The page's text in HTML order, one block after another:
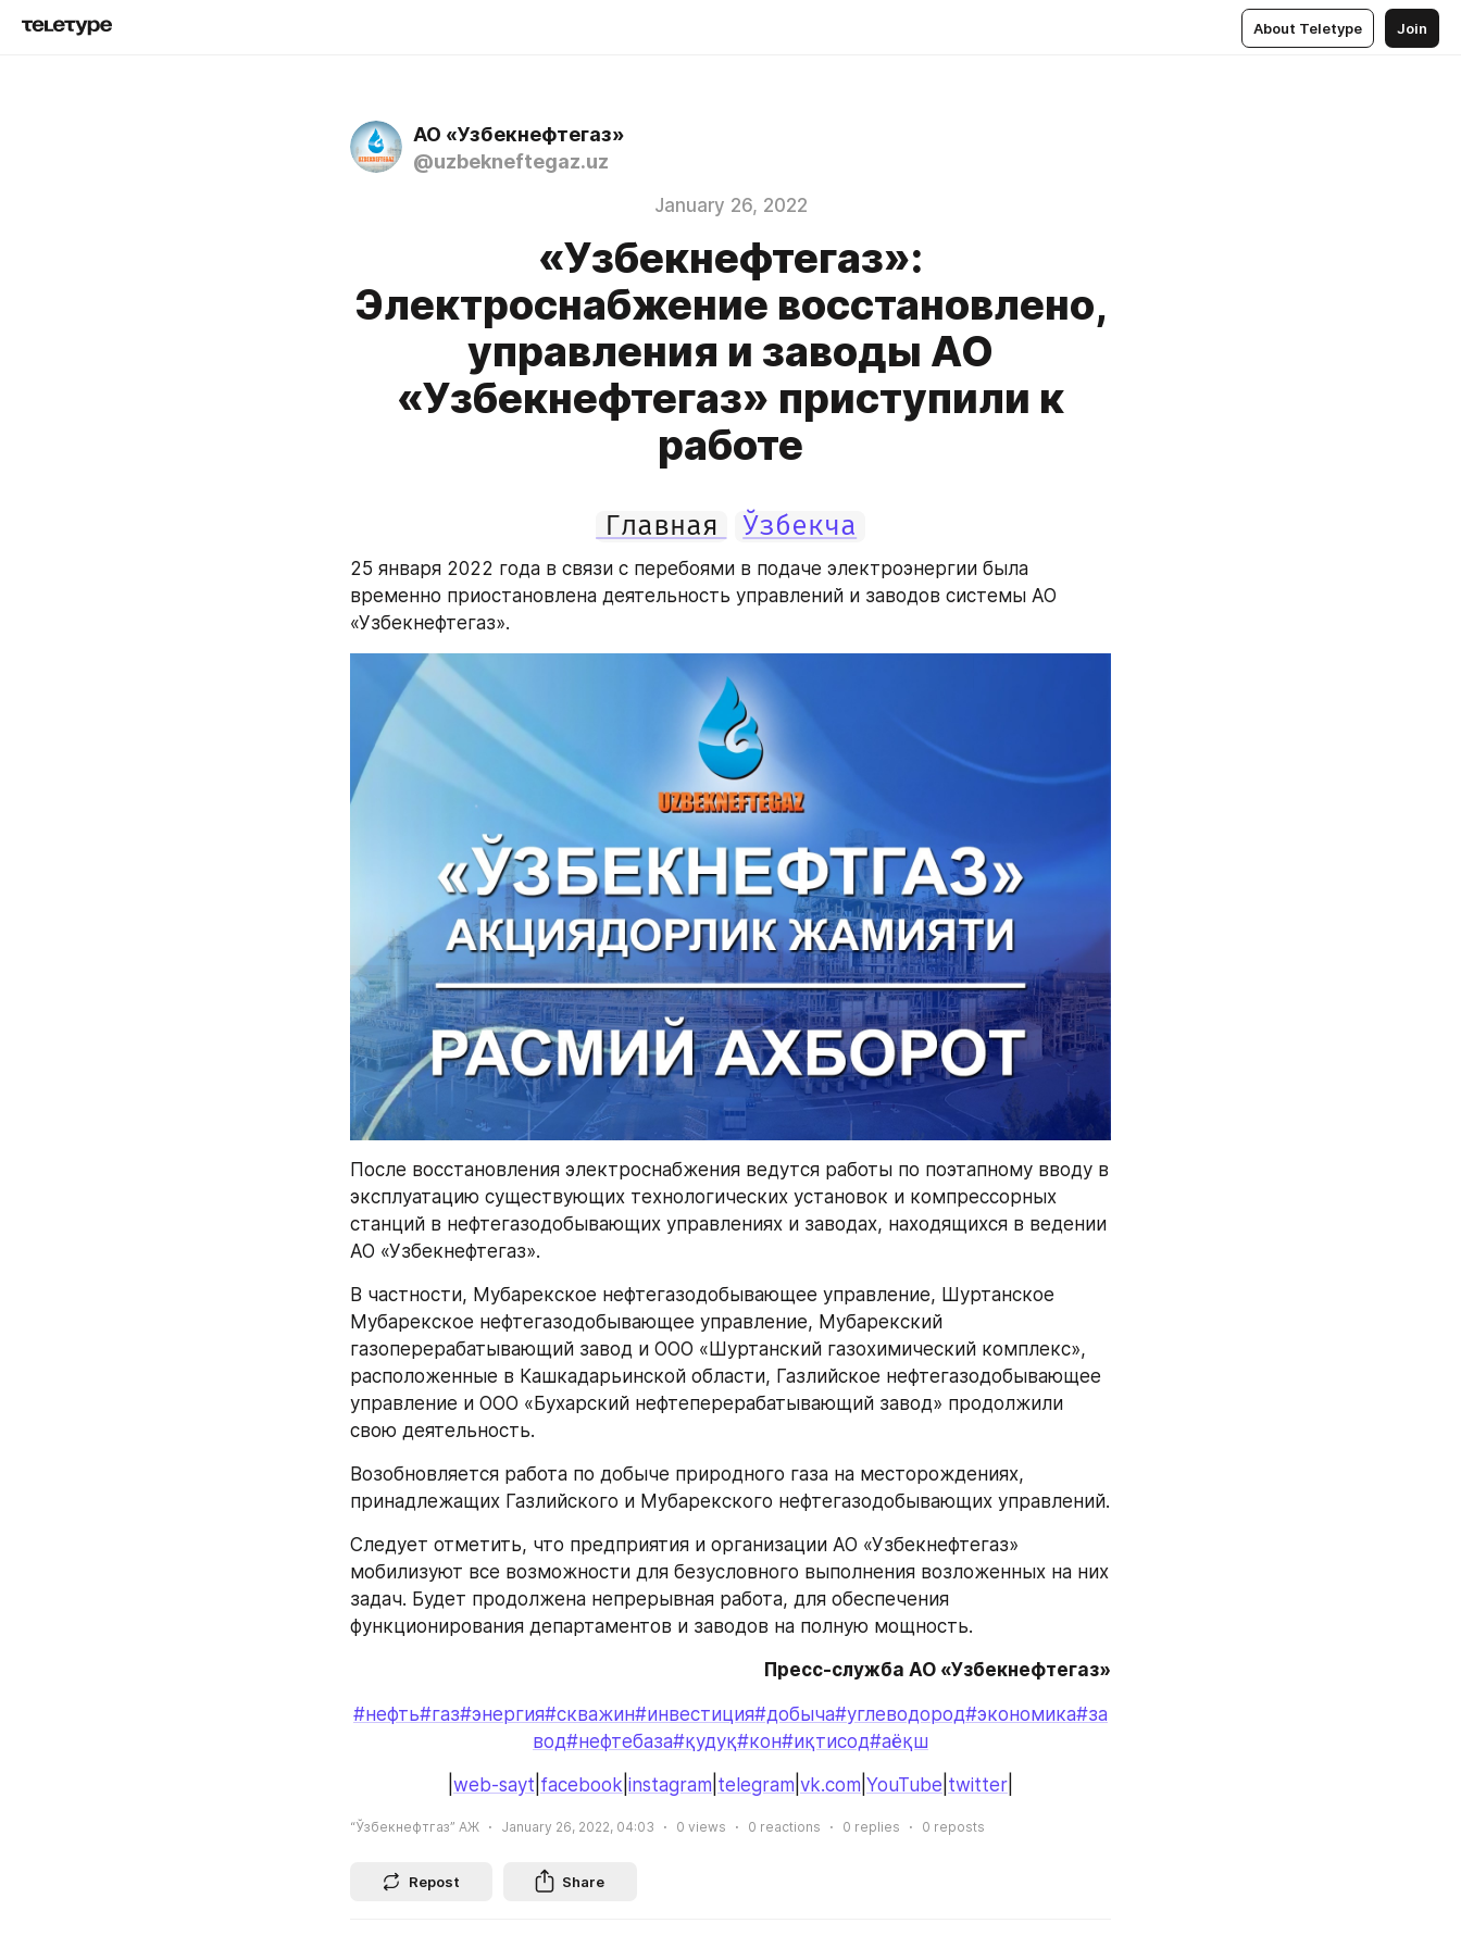
About Teletype Join
АО «Узбекнефтегаз»
@uzbekneftegaz.uz
January 26, 2022
«Узбекнефтегаз»:
Электроснабжение восстановлено,
управления и заводы АО
«Узбекнефтегаз» приступили к
работе
Главная Ўзбекча
25 января 2022 года в связи с перебоями в подаче электроэнергии была
временно приостановлена деятельность управлений и заводов системы АО
«Узбекнефтегаз».
После восстановления электроснабжения ведутся работы по поэтапному вводу в
эксплуатацию существующих технологических установок и компрессорных
станций в нефтегазодобывающих управлениях и заводах, находящихся в ведении
АО «Узбекнефтегаз».
В частности, Мубарекское нефтегазодобывающее управление, Шуртанское
Мубарекское нефтегазодобывающее управление, Мубарекский
газоперерабатывающий завод и ООО «Шуртанский газохимический комплекс»,
расположенные в Кашкадарьинской области, Газлийское нефтегазодобывающее
управление и ООО «Бухарский нефтеперерабатывающий завод» продолжили
свою деятельность.
Возобновляется работа по добыче природного газа на месторождениях,
принадлежащих Газлийского и Мубарекского нефтегазодобывающих управлений.
Следует отметить, что предприятия и организации АО «Узбекнефтегаз»
мобилизуют все возможности для безусловного выполнения возложенных на них
задач. Будет продолжена непрерывная работа, для обеспечения
функционирования департаментов и заводов на полную мощность.
Пресс-служба АО «Узбекнефтегаз»
#нефть#газ#энергия#скважин#инвестиция#добыча#углеводород#экономика#за
вод#нефтебаза#қудуқ#кон#иқтисод#аёқш
web-sayt facebook instagram telegram vk.com YouTube twitter
“Ўзбекнефтгаз” АЖ January 26, 2022, 04:03 0 views 0 reactions 0 replies 0 reposts
Repost Share